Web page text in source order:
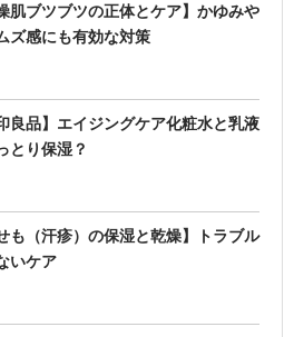
肌ブツブツの正体とケア】かゆみや
ズ感にも有効な対策
良品】エイジングケア化粧水と乳液
とり保湿？
も（汗疹）の保湿と乾燥】トラブル
いケア